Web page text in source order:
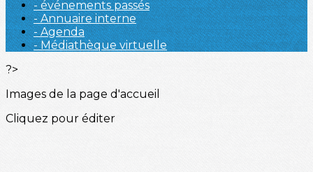
- événements passés
- Annuaire interne
- Agenda
- Médiathèque virtuelle
?>
Images de la page d'accueil
Cliquez pour éditer